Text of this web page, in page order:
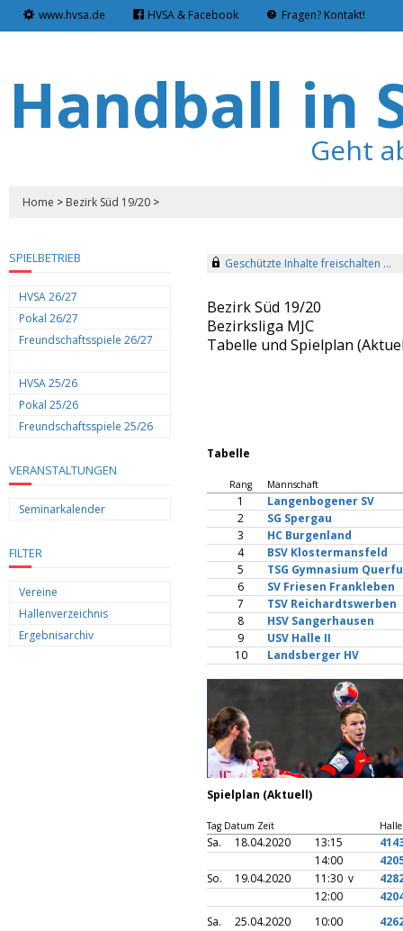
www.hvsa.de HVSA & Facebook Fragen? Kontakt!
Handball in
Geht
Home > Bezirk Süd 19/20 >
SPIELBETRIEB
HVSA 26/27
Pokal 26/27
Freundschaftsspiele 26/27
HVSA 25/26
Pokal 25/26
Freundschaftsspiele 25/26
VERANSTALTUNGEN
Seminarkalender
FILTER
Vereine
Hallenverzeichnis
Ergebnisarchiv
Geschützte Inhalte freischalten ...
Bezirk Süd 19/20
Bezirksliga MJC
Tabelle und Spielplan
Tabelle
Rang Mannschaft
1
Langenbogener SV
2
SG Spergau
3
HC Burgenland
4
BSV Klostermansfeld
5
TSG Gymnasium
6
SV Friesen Frankleben
7
TSV Reichardtswerben
8
HSV Sangerhausen
9
USV Halle II
10
Landsberger HV
Spielplan (Aktuell)
Tag Datum Zeit Halle
Sa. 18.04.2020 13:15
14:00
So.
19.04.2020 11:30 v
12:00
Sa.
25.04.2020 10:00